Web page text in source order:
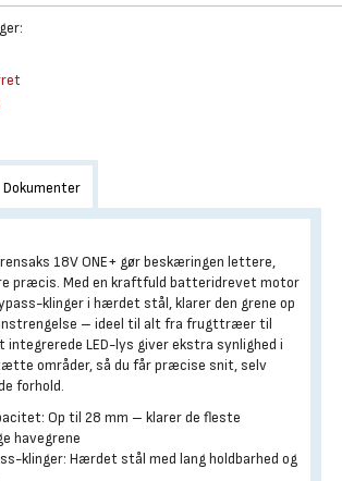
Dokumenter
18V ONE+ gør beskæringen lettere,
præcis. Med en kraftfuld batteridrevet motor
klinger i hærdet stål, klarer den grene op
– ideel til alt fra frugttræer til
LED-lys giver ekstra synlighed i
områder, så du får præcise snit, selv
forhold.
Op til 28 mm – klarer de fleste
havegrene
klinger: Hærdet stål med lang holdbarhed og